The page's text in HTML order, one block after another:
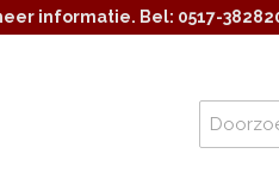
informatie. Bel: 0517-